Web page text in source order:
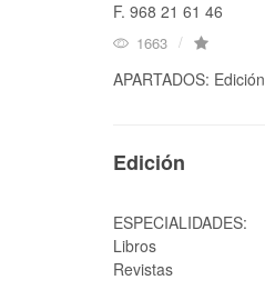
F. 968 21 61 46
1663
APARTADOS: Edición
Edición
ESPECIALIDADES:
Libros
Revistas